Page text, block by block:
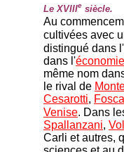
Le XVIIIe siècle.
Au
cultivées avec
distingué dans
dans l'
même nom
le rival de
Cesarotti,
Venise. Dans
Spallanzani,
Carli et autres,